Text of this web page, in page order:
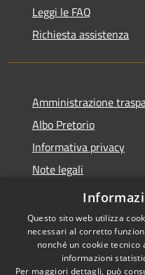
Leggi le FAQ
Richiesta assistenza
Amministrazione
Albo Pretorio
Informativa privacy
Note legali
Dichiarazione di
Questo sito web utilizza
necessari al corretto
nonché un cookie
informazioni
Per maggiori dettagli, può